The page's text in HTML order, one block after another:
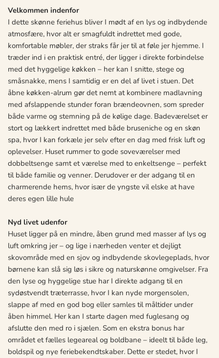
Velkommen indenfor
I dette skønne feriehus bliver I mødt af en lys og indbydende
atmosfære, hvor alt er smagfuldt indrettet med gode,
komfortable møbler, der straks får jer til at føle jer hjemme. I
træder ind i en praktisk entré, der ligger i direkte forbindelse
med det hyggelige køkken – her kan I snitte, stege og
småsnakke, mens I samtidig er en del af livet i stuen. Det
åbne køkken-alrum gør det nemt at kombinere madlavning
med afslappende stunder foran brændeovnen, som spreder
både varme og stemning på de kølige dage. Badeværelset er
stort og lækkert indrettet med både bruseniche og en skøn
spa, hvor I kan forkæle jer selv efter en dag med frisk luft og
oplevelser. Huset rummer to gode soveværelser med
dobbeltsenge samt et værelse med to enkeltsenge – perfekt
til både familie og venner. Derudover er der adgang til en
charmerende hems, hvor især de yngste vil elske at have
deres egen lille hule
Nyd livet udenfor
Huset ligger på en mindre, åben grund med masser af lys og
luft omkring jer – og lige i nærheden venter et dejligt
skovområde med en sjov og indbydende skovlegeplads, hvor
børnene kan slå sig løs i sikre og naturskønne omgivelser. Fra
den lyse og hyggelige stue har I direkte adgang til en
sydøstvendt træterrasse, hvor I kan nyde morgensolen,
slappe af med en god bog eller samles til måltider under
åben himmel. Her kan I starte dagen med fuglesang og
afslutte den med ro i sjælen. Som en ekstra bonus har
området et fælles legeareal og boldbane – ideelt til både leg,
boldspil og nye feriebekendtskaber. Dette er stedet, hvor I